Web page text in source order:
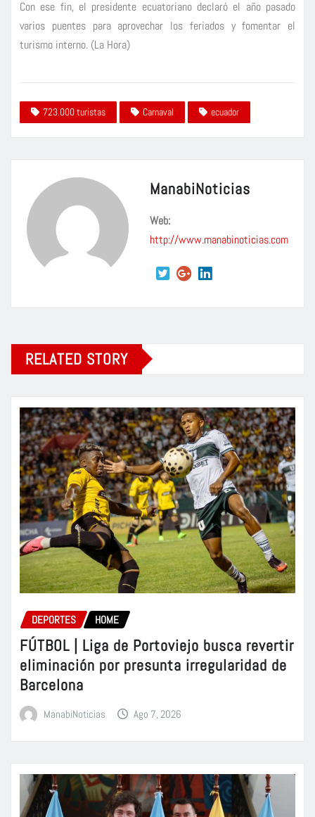
Con ese fin, el presidente ecuatoriano declaró el año pasado
varios puentes para aprovechar los feriados y fomentar el
turismo interno. (La Hora)
723.000 turistas Carnaval ecuador
ManabiNoticias
Web:
http://www.manabinoticias.com
RELATED STORY
DEPORTES HOME
FÚTBOL | Liga de Portoviejo busca revertir
eliminación por presunta irregularidad de
Barcelona
ManabiNoticias Ago 7, 2026